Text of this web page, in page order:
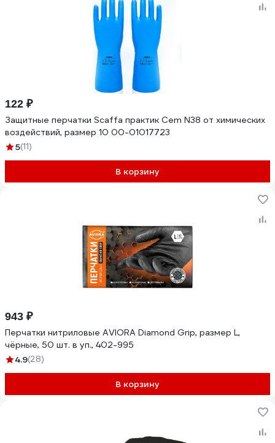
122 ₽
Защитные перчатки Scaffa практик Cem N38 от химических
воздействий, размер 10 00-01017723
5(11)
В корзину
943 ₽
Перчатки нитриловые AVIORA Diamond Grip, размер L,
чёрные, 50 шт. в уп., 402-995
4.9(28)
В корзину